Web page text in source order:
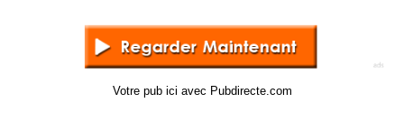
Votre pub ici avec Pubdirecte.com